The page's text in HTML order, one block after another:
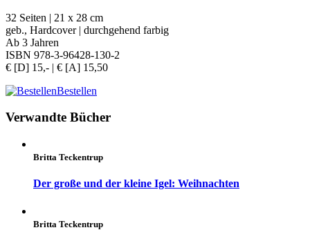
32 Seiten | 21 x 28 cm
geb., Hardcover | durchgehend farbig
Ab 3 Jahren
ISBN 978-3-96428-130-2
€ [D] 15,- | € [A] 15,50
Bestellen
Verwandte Bücher
Britta Teckentrup
Der große und der kleine Igel: Weihnachten
Britta Teckentrup